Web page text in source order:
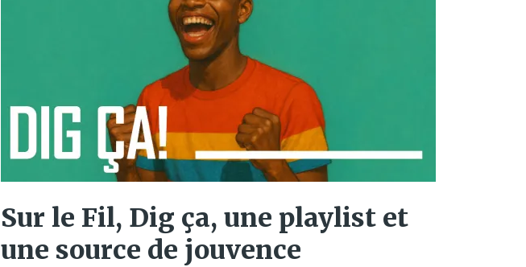
Sur le Fil, Dig ça, une playlist et
une source de jouvence